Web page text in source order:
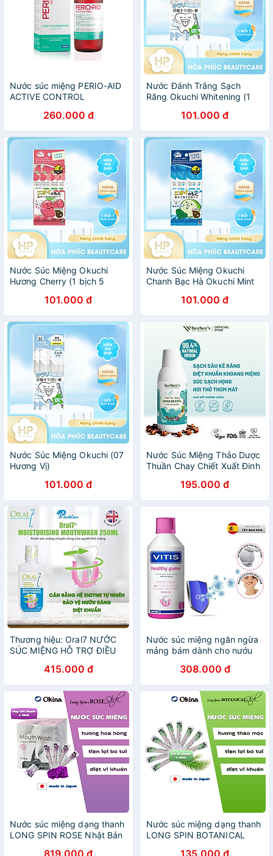
Nước súc miệng PERIO-AID
ACTIVE CONTROL
260.000 đ
Nước Đánh Trắng Sạch
Răng Okuchi Whitening (1
101.000 đ
Nước Súc Miệng Okuchi
Hương Cherry (1 bịch 5
101.000 đ
Nước Súc Miệng Okuchi
Chanh Bạc Hà Okuchi Mint
101.000 đ
Nước Súc Miệng Okuchi (07
Hương Vị)
101.000 đ
Nước Súc Miệng Thảo Dược
Thuần Chay Chiết Xuất Đinh
Mát 150ml195.000 đ
Thương hiệu: Oral7 NƯỚC
SÚC MIỆNG HỖ TRỢ ĐIỀU
DÙNG CHO NGƯỜI KHÔ
MIỆNG ORAL7 250ML
415.000 đ
Nước súc miệng ngăn ngừa
mảng bám dành cho nướu
150ml-500ml (dùng được
cho phụ nữ mang thai) -
Nhập Khẩu Tây Ban Nha
308.000 đ
Nước súc miệng dạng thanh
LONG SPIN ROSE Nhật Bản
819.000 đ
Nước súc miệng dạng thanh
LONG SPIN BOTANICAL
135.000 đ